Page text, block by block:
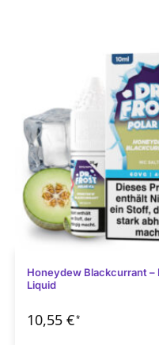
Honeydew Blackcurrant –
Liquid
10,55 €*